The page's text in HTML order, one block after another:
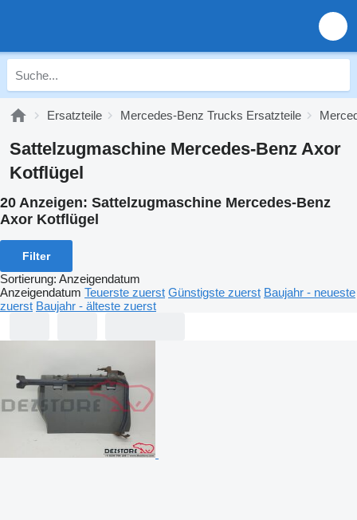
Ersatzteile Mercedes-Benz Trucks Ersatzteile
Sattelzugmaschine Mercedes-Benz Axor
Kotflügel
20 Anzeigen: Sattelzugmaschine Mercedes-Benz
Axor Kotflügel
Filter
Sortierung: Anzeigendatum
Anzeigendatum Teuerste zuerst Günstigste zuerst Baujahr - neueste
zuerst Baujahr - älteste zuerst